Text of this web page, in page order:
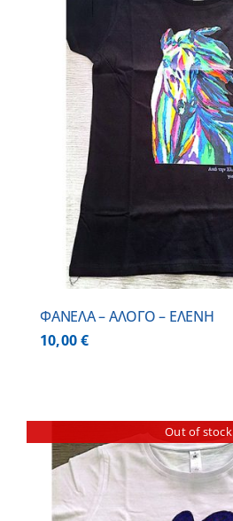
ΦΑΝΕΛΑ – ΑΛΟΓΟ – ΕΛΕΝΗ
10,00€
Out of stock